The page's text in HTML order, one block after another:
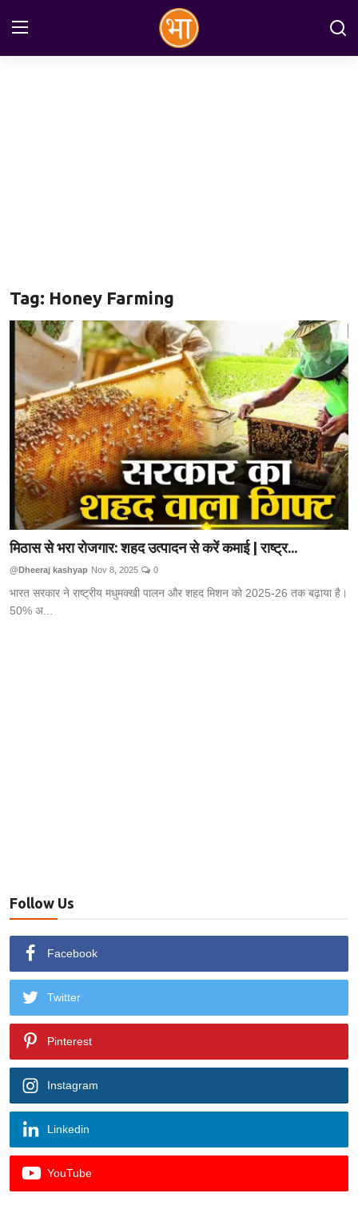
जानकारियाँ
मनोरंजन
Technology
RSS-संघ
Tag: Honey Farming
मिठास से भरा रोजगार: शहद उत्पादन से करें कमाई | राष्ट्र...
@Dheeraj kashyap Nov 8, 2025 0
भारत सरकार ने राष्ट्रीय मधुमक्खी पालन और शहद मिशन को 2025-26 तक बढ़ाया है।
50% अ...
Follow Us
Facebook
Twitter
Pinterest
Instagram
Linkedin
YouTube